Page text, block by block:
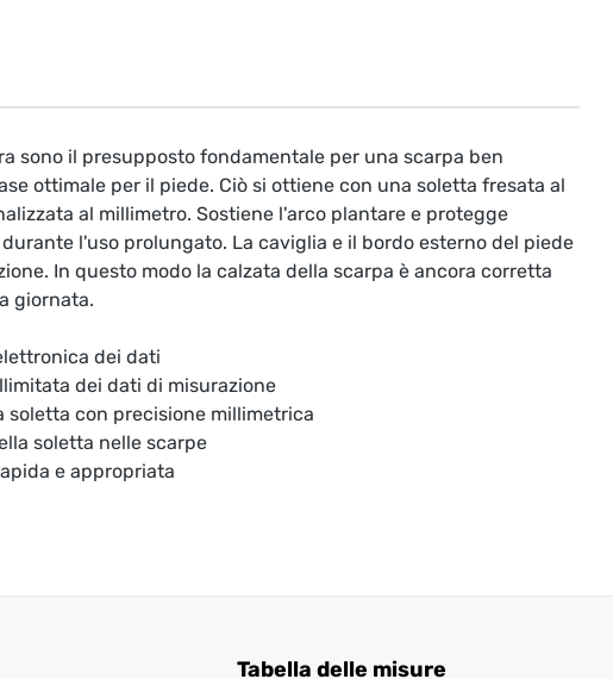
sono il presupposto fondamentale per una scarpa ben
ottimale per il piede. Ciò si ottiene con una soletta fresata al
al millimetro. Sostiene l'arco plantare e protegge
l'uso prolungato. La caviglia e il bordo esterno del piede
In questo modo la calzata della scarpa è ancora corretta
giornata.
dei dati
dei dati di misurazione
soletta con precisione millimetrica
soletta nelle scarpe
e appropriata
Tabella delle misure